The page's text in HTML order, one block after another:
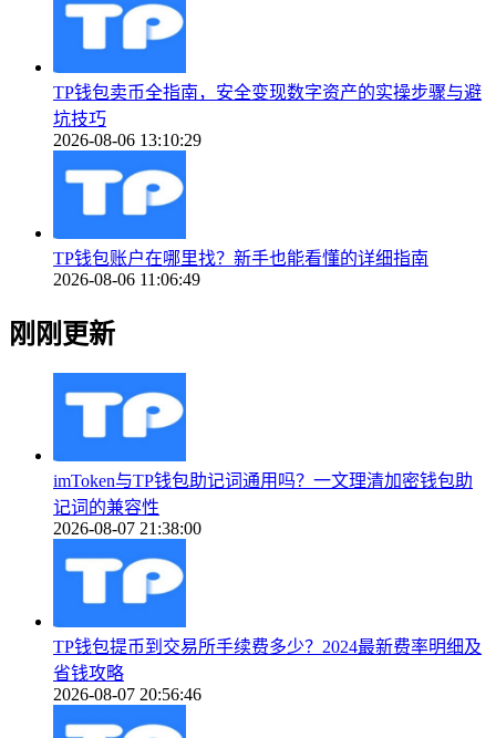
TP钱包卖币全指南，安全变现数字资产的实操步骤与避
坑技巧
2026-08-06 13:10:29
TP钱包账户在哪里找？新手也能看懂的详细指南
2026-08-06 11:06:49
刚刚更新
imToken与TP钱包助记词通用吗？一文理清加密钱包助
记词的兼容性
2026-08-07 21:38:00
TP钱包提币到交易所手续费多少？2024最新费率明细及
省钱攻略
2026-08-07 20:56:46